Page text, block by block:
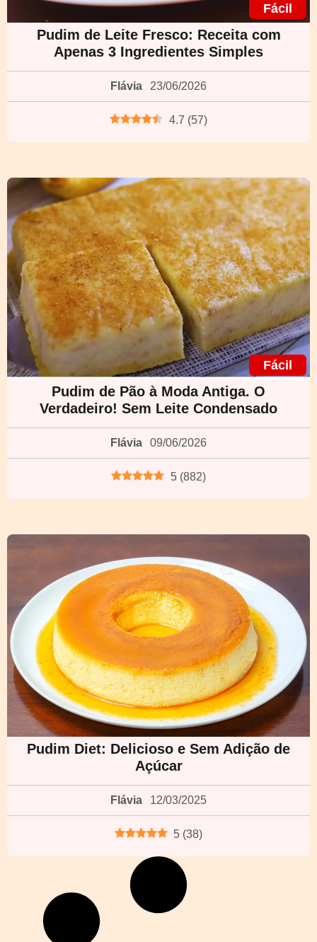
Fácil
Pudim de Leite Fresco: Receita com
Apenas 3 Ingredientes Simples
Flávia 23/06/2026
4.7 (57)
Fácil
Pudim de Pão à Moda Antiga. O
Verdadeiro! Sem Leite Condensado
Flávia 09/06/2026
5 (882)
Pudim Diet: Delicioso e Sem Adição de
Açúcar
Flávia 12/03/2025
5 (38)